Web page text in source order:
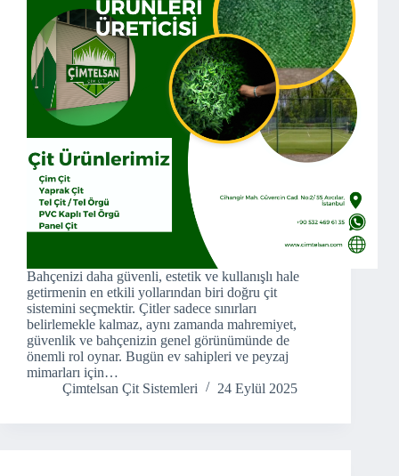
Bahçenizi daha güvenli, estetik ve kullanışlı hale
getirmenin en etkili yollarından biri doğru çit
sistemini seçmektir. Çitler sadece sınırları
belirlemekle kalmaz, aynı zamanda mahremiyet,
güvenlik ve bahçenizin genel görünümünde de
önemli rol oynar. Bugün ev sahipleri ve peyzaj
mimarları için…
Çimtelsan Çit Sistemleri
24 Eylül 2025